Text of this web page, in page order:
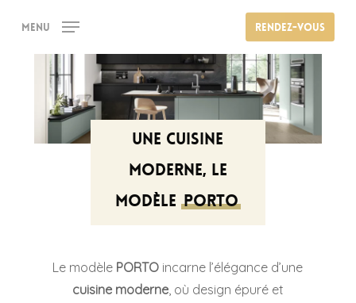
Rendez-vous
Menu
Une cuisine
moderne, le
modèle PORTO
Le modèle PORTO incarne l’élégance d’une
cuisine moderne, où design épuré et